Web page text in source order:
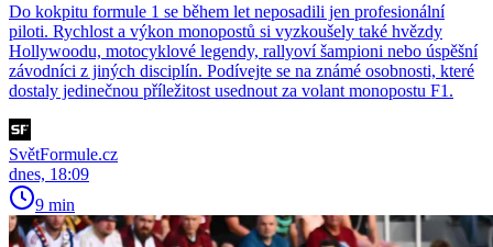
Do kokpitu formule 1 se během let neposadili jen profesionální
piloti. Rychlost a výkon monopostů si vyzkoušely také hvězdy
Hollywoodu, motocyklové legendy, rallyoví šampioni nebo úspěšní
závodníci z jiných disciplín. Podívejte se na známé osobnosti, které
dostaly jedinečnou příležitost usednout za volant monopostu F1.
SvětFormule.cz
dnes, 18:09
9 min